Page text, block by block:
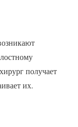
получает
их.